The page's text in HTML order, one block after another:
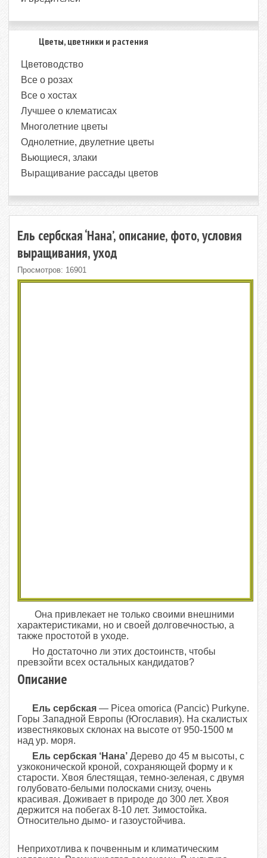
Цветы, цветники и растения
Цветоводство
Все о розах
Все о хостах
Лучшее о клематисах
Многолетние цветы
Однолетние, двулетние цветы
Вьющиеся, злаки
Выращивание рассады цветов
Ель сербская ‘Нана’, описание, фото, условия
выращивания, уход
Просмотров: 16901
Она привлекает не только своими внешними
характеристиками, но и своей долговечностью, а
также простотой в уходе.
Но достаточно ли этих достоинств, чтобы
превзойти всех остальных кандидатов?
Описание
Ель сербская— Picea omorica (Pancic) Purkyne.
Горы Западной Европы (Югославия). На скалистых
известняковых склонах на высоте от 950-1500 м
над ур. моря.
Ель сербская ‘Нана’Дерево до 45 м высоты, с
узкоконической кроной, сохраняющей форму и к
старости. Хвоя блестящая, темно-зеленая, с двумя
голубовато-белыми полосками снизу, очень
красивая. Доживает в природе до 300 лет. Хвоя
держится на побегах 8-10 лет. Зимостойка.
Относительно дымо- и газоустойчива.
Неприхотлива к почвенным и климатическим